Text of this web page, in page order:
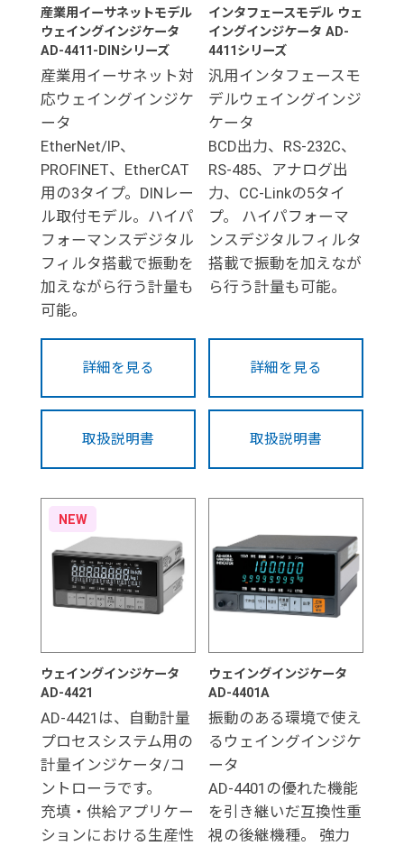
産業用イーサネットモデル
ウェイングインジケータ
AD-4411-DINシリーズ
産業用イーサネット対
応ウェイングインジケ
ータ
EtherNet/IP、
PROFINET、EtherCAT
用の3タイプ。DINレー
ル取付モデル。ハイパ
フォーマンスデジタル
フィルタ搭載で振動を
加えながら行う計量も
可能。
詳細を見る
取扱説明書
インタフェースモデル ウェ
イングインジケータ AD-
4411シリーズ
汎用インタフェースモ
デルウェイングインジ
ケータ
BCD出力、RS-232C、
RS-485、アナログ出
力、CC-Linkの5タイ
プ。 ハイパフォーマ
ンスデジタルフィルタ
搭載で振動を加えなが
ら行う計量も可能。
詳細を見る
取扱説明書
NEW
ウェイングインジケータ
AD-4421
AD-4421は、自動計量
プロセスシステム用の
計量インジケータ/コ
ントローラです。
充填・供給アプリケー
ションにおける生産性
ウェイングインジケータ
AD-4401A
振動のある環境で使え
るウェイングインジケ
ータ
AD-4401の優れた機能
を引き継いだ互換性重
視の後継機種。 強力